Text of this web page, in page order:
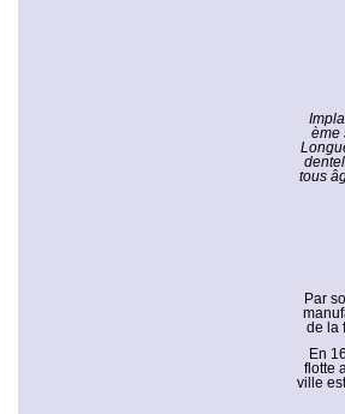
ème
tous
Par
de la
En
flotte
ville